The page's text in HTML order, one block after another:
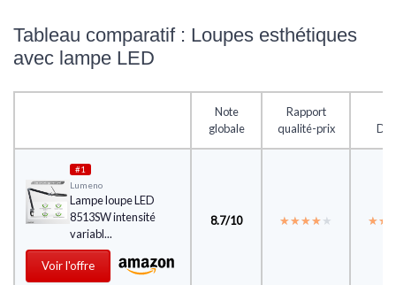
Tableau comparatif : Loupes esthétiques
avec lampe LED
Note
globale
Rapport
qualité-prix
#1
Lumeno
Lampe loupe LED
8513SW intensité
variabl...
Voir l'offre
8.7/10 ★★★★★
★★★★★